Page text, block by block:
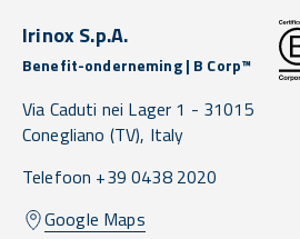
Irinox S.p.A.
Benefit-onderneming | B Corp™
Via Caduti nei Lager 1 - 31015
Conegliano (TV), Italy
Telefoon +39 0438 2020
Google Maps